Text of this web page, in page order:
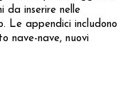
da inserire nelle
Le appendici includono
nave-nave, nuovi